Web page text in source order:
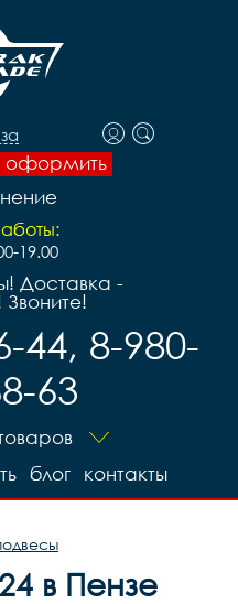
оформить
19.00
Доставка -
44, 8-980-
63
контакты
блог
в Пензе